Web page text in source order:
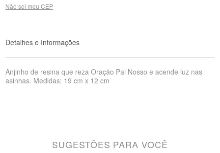
Não sei meu CEP
Detalhes e Informações
Anjinho de resina que reza Oração Pai Nosso e acende luz nas
asinhas. Medidas: 19 cm x 12 cm
SUGESTÕES PARA VOCÊ